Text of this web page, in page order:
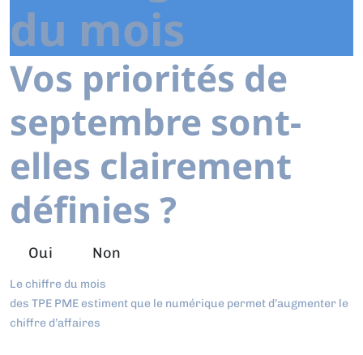
du mois
Vos priorités de
septembre sont-
elles clairement
définies ?
Oui Non
Le chiffre du mois
des TPE PME estiment que le numérique permet d’augmenter le
chiffre d’affaires